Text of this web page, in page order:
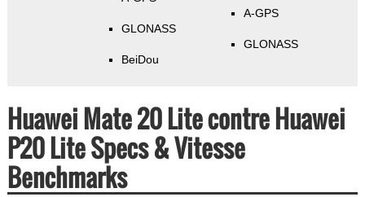
GLONASS
BeiDou
A-GPS
GLONASS
Huawei Mate 20 Lite contre Huawei
P20 Lite Specs & Vitesse
Benchmarks